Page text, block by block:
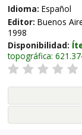
Idioma: Español
Editor: Buenos
1998
Disponibilidad:
topográfica: